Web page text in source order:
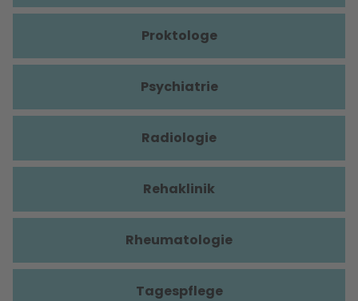
Proktologe
Psychiatrie
Radiologie
Rehaklinik
Rheumatologie
Tagespflege